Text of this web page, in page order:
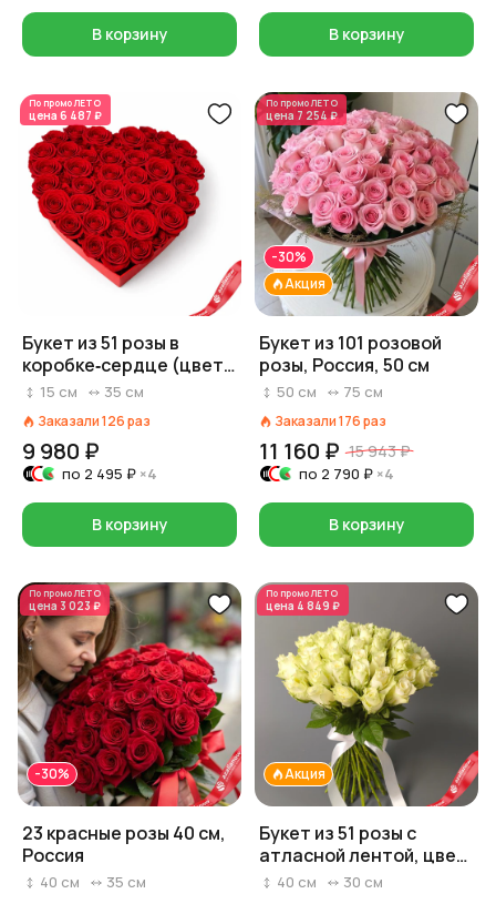
В корзину В корзину
По промоЛЕТО
цена 6 487 ₽
Букет из 51 розы в
коробке‑сердце (цвет
роз и коробки на выбор:
белый)
15 см 35 см
Заказали126раз
9 980 ₽
по 2 495 ₽ ×4
В корзину
По промоЛЕТО
цена 7 254 ₽
Акция
-30%
Букет из 101 розовой
розы, Россия, 50 см
50 см 75 см
Заказали176раз
11 160 ₽ 15 943 ₽
по 2 790 ₽ ×4
В корзину
По промоЛЕТО
цена 3 023 ₽
-30%
23 красные розы 40 см,
Россия
40 см 35 см
По промоЛЕТО
цена 4 849 ₽
Акция
Букет из 51 розы с
атласной лентой, цвет
розовый/белый/
40 см 30 см